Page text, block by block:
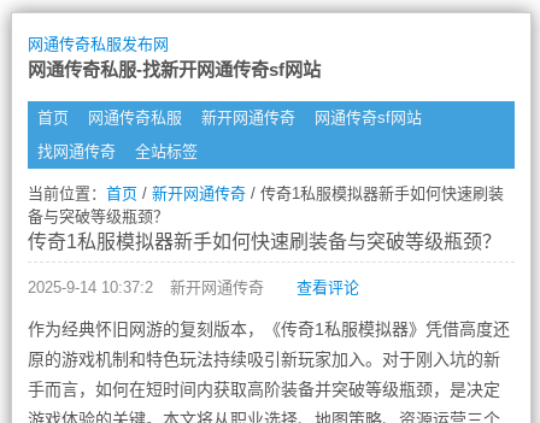
网通传奇私服发布网
网通传奇私服-找新开网通传奇sf网站
首页 网通传奇私服 新开网通传奇
网通传奇sf网站
找网通传奇
全站标签
当前位置： 首页/ 新开网通传奇/ 传奇1私服模拟器新手如何快速刷装
备与突破等级瓶颈？
传奇1私服模拟器新手如何快速刷装备与突破等级瓶颈？
2025-9-14 10:37:2 新开网通传奇 查看评论
作为经典怀旧网游的复刻版本，《传奇1私服模拟器》凭借高度还
原的游戏机制和特色玩法持续吸引新玩家加入。对于刚入坑的新
手而言，如何在短时间内获取高阶装备并突破等级瓶颈，是决定